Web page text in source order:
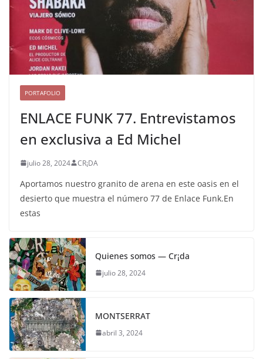
PORTAFOLIO
ENLACE FUNK 77. Entrevistamos
en exclusiva a Ed Michel
julio 28, 2024 CR¡DA
Aportamos nuestro granito de arena en este oasis en el
desierto que muestra el número 77 de Enlace Funk.En
estas
Quienes somos — Cr¡da
julio 28, 2024
MONTSERRAT
abril 3, 2024